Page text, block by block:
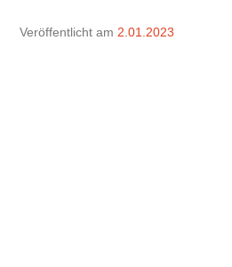
Veröffentlicht am 2.01.2023